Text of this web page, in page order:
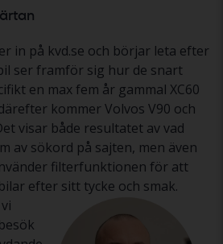
in på kvd.se och börjar leta efter
ser framför sig hur de snart
en max fem år gammal XC60
kommer Volvos V90 och
visar både resultatet av vad
av sökord på sajten, men även
filterfunktionen för att
efter sitt tycke och smak.